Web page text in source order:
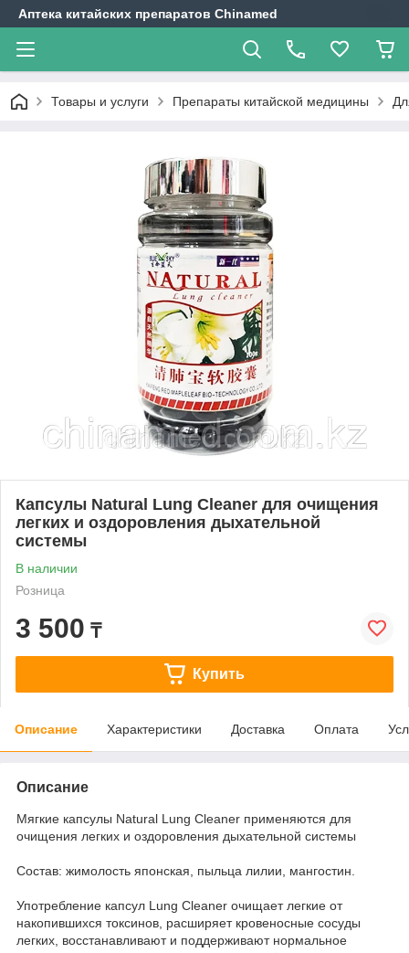
Аптека китайских препаратов Chinamed
Товары и услуги Препараты китайской медицины
Капсулы Natural Lung Cleaner для очищения
легких и оздоровления дыхательной
системы
В наличии
Розница
3 500 ₸
Купить
Описание Характеристики Доставка Оплата
Описание
Мягкие капсулы Natural Lung Cleaner применяются для
очищения легких и оздоровления дыхательной системы
Состав: жимолость японская, пыльца лилии, мангостин.
Употребление капсул Lung Cleaner очищает легкие от
накопившихся токсинов, расширяет кровеносные сосуды
легких, восстанавливают и поддерживают нормальное